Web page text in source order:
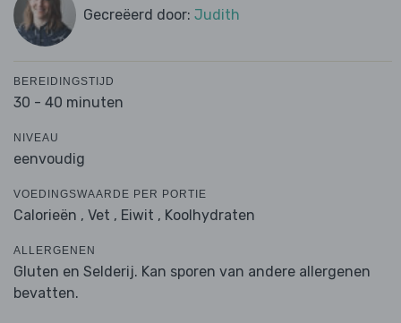
Gecreëerd door: Judith
BEREIDINGSTIJD
30 - 40 minuten
NIVEAU
eenvoudig
VOEDINGSWAARDE PER PORTIE
Calorieën , Vet , Eiwit , Koolhydraten
ALLERGENEN
Gluten en Selderij. Kan sporen van andere allergenen
bevatten.